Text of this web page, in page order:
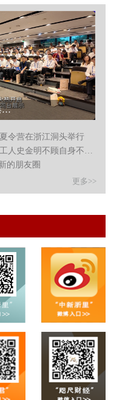
百项科创项目同台路演 港澳青年浙里寻机遇...
令营在浙江洞头举行
宁波少年失足落水 杭甬复线工人史金明不顾自身不适奋勇救
的朋友圈
更多>>